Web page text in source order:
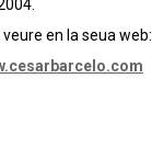
en la seua web: